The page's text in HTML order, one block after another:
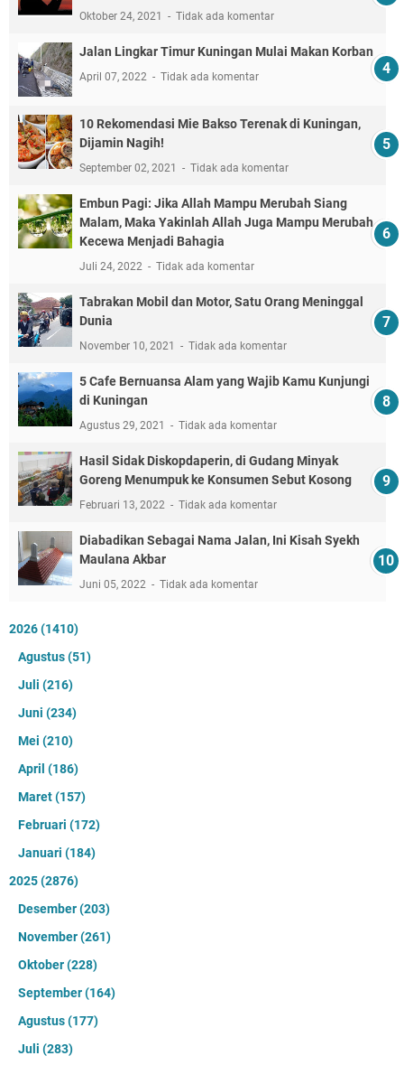
Oktober 24, 2021 Tidak ada komentar
Jalan Lingkar Timur Kuningan Mulai Makan Korban
April 07, 2022 Tidak ada komentar
10 Rekomendasi Mie Bakso Terenak di Kuningan,
Dijamin Nagih!
September 02, 2021 Tidak ada komentar
Embun Pagi: Jika Allah Mampu Merubah Siang
Malam, Maka Yakinlah Allah Juga Mampu Merubah
Kecewa Menjadi Bahagia
Juli 24, 2022 Tidak ada komentar
Tabrakan Mobil dan Motor, Satu Orang Meninggal
Dunia
November 10, 2021 Tidak ada komentar
5 Cafe Bernuansa Alam yang Wajib Kamu Kunjungi
di Kuningan
Agustus 29, 2021 Tidak ada komentar
Hasil Sidak Diskopdaperin, di Gudang Minyak
Goreng Menumpuk ke Konsumen Sebut Kosong
Februari 13, 2022 Tidak ada komentar
Diabadikan Sebagai Nama Jalan, Ini Kisah Syekh
Maulana Akbar
Juni 05, 2022 Tidak ada komentar
2026(1410)
Agustus(51)
Juli (216)
Juni (234)
Mei (210)
April (186)
Maret(157)
Februari (172)
Januari (184)
2025(2876)
Desember(203)
November(261)
Oktober(228)
September(164)
Agustus(177)
Juli (283)